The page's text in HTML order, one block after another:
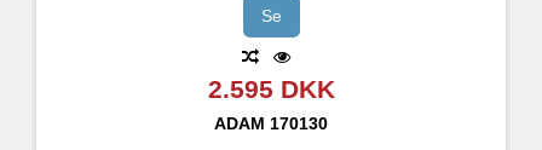
Se
2.595 DKK
ADAM 170130